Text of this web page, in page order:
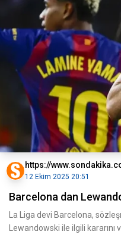
https://
12 Ekim 2025 20:51
Barcelona dan
La Liga devi Barcelona,
Lewandowski ile ilgili kararını